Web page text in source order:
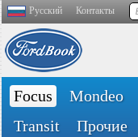
Русский Контакты
Focus Mondeo
Transit
Прочие